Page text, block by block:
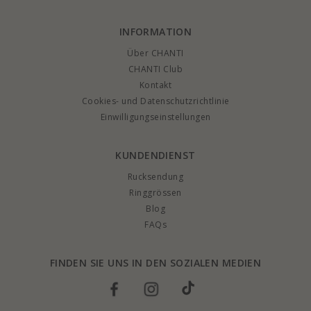
INFORMATION
Über CHANTI
CHANTI Club
Kontakt
Cookies- und Datenschutzrichtlinie
Einwilligungseinstellungen
KUNDENDIENST
Rucksendung
Ringgrössen
Blog
FAQs
FINDEN SIE UNS IN DEN SOZIALEN MEDIEN